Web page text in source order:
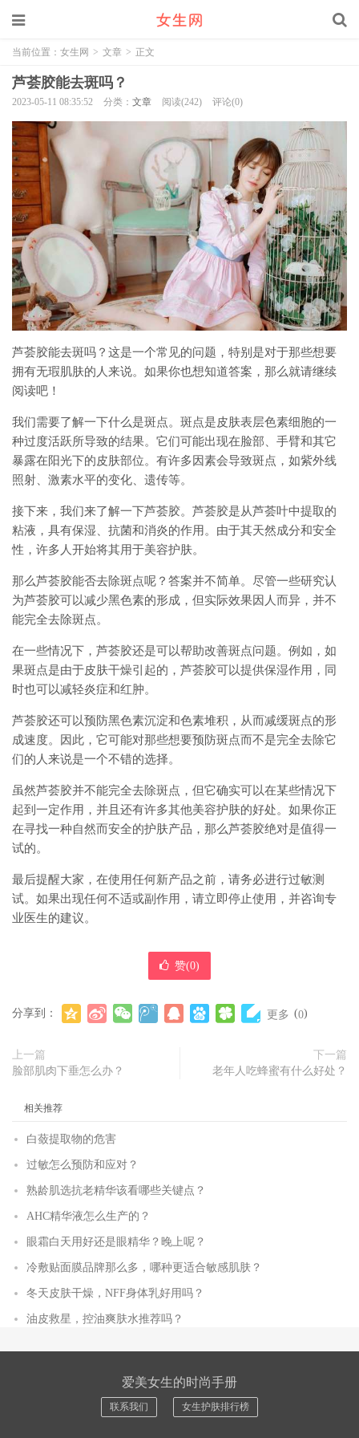
当前位置： 女生网 > 文章 > 正文
芦荟胶能去斑吗？
2023-05-11 08:35:52 分类： 文章 阅读(242) 评论(0)
芦荟胶能去斑吗？这是一个常见的问题，特别是对于那些想要
拥有无瑕肌肤的人来说。如果你也想知道答案，那么就请继续
阅读吧！
我们需要了解一下什么是斑点。斑点是皮肤表层色素细胞的一
种过度活跃所导致的结果。它们可能出现在脸部、手臂和其它
暴露在阳光下的皮肤部位。有许多因素会导致斑点，如紫外线
照射、激素水平的变化、遗传等。
接下来，我们来了解一下芦荟胶。芦荟胶是从芦荟叶中提取的
粘液，具有保湿、抗菌和消炎的作用。由于其天然成分和安全
性，许多人开始将其用于美容护肤。
那么芦荟胶能否去除斑点呢？答案并不简单。尽管一些研究认
为芦荟胶可以减少黑色素的形成，但实际效果因人而异，并不
能完全去除斑点。
在一些情况下，芦荟胶还是可以帮助改善斑点问题。例如，如
果斑点是由于皮肤干燥引起的，芦荟胶可以提供保湿作用，同
时也可以减轻炎症和红肿。
芦荟胶还可以预防黑色素沉淀和色素堆积，从而减缓斑点的形
成速度。因此，它可能对那些想要预防斑点而不是完全去除它
们的人来说是一个不错的选择。
虽然芦荟胶并不能完全去除斑点，但它确实可以在某些情况下
起到一定作用，并且还有许多其他美容护肤的好处。如果你正
在寻找一种自然而安全的护肤产品，那么芦荟胶绝对是值得一
试的。
最后提醒大家，在使用任何新产品之前，请务必进行过敏测
试。如果出现任何不适或副作用，请立即停止使用，并咨询专
业医生的建议。
赞(0)
分享到： 更多 (0)
上一篇
脸部肌肉下垂怎么办？
下一篇
老年人吃蜂蜜有什么好处？
相关推荐
白蔹提取物的危害
过敏怎么预防和应对？
熟龄肌选抗老精华该看哪些关键点？
AHC精华液怎么生产的？
眼霜白天用好还是眼精华？晚上呢？
冷敷贴面膜品牌那么多，哪种更适合敏感肌肤？
冬天皮肤干燥，NFF身体乳好用吗？
油皮救星，控油爽肤水推荐吗？
爱美女生的时尚手册
联系我们 女生护肤排行榜